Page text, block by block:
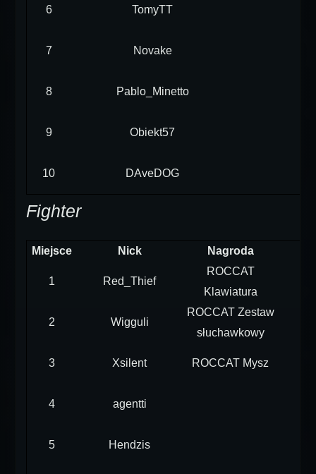
6 TomyTT
7 Novake
8 Pablo_Minetto
9 Obiekt57
10 DAveDOG
Fighter
Miejsce Nick Nagroda
1 Red_Thief
ROCCAT
Klawiatura
2 Wigguli
ROCCAT Zestaw
słuchawkowy
3 Xsilent ROCCAT Mysz
4 agentti
5 Hendzis